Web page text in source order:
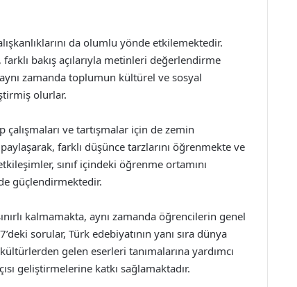
da olumlu yönde etkilemektedir.
bakış açılarıyla metinleri değerlendirme
zamanda toplumun kültürel ve sosyal
olurlar.
çalışmaları ve tartışmalar için de zemin
farklı düşünce tarzlarını öğrenmekte ve
sınıf içindeki öğrenme ortamını
güçlendirmektedir.
kalmamakta, aynı zamanda öğrencilerin genel
sorular, Türk edebiyatının yanı sıra dünya
gelen eserleri tanımalarına yardımcı
geliştirmelerine katkı sağlamaktadır.